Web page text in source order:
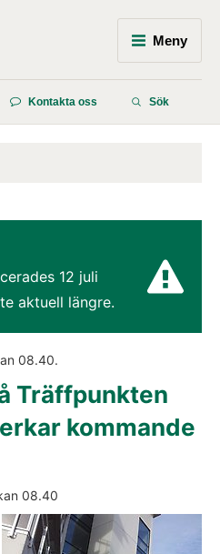
Meny
Kontakta oss Sök
12 juli
aktuell längre.
08.40.
Träffpunkten
kommande
08.40